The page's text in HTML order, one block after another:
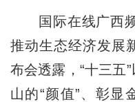
国际在线广西频
推动生态经济发展
布会透露，“十三五
山的“颜值”、彰显